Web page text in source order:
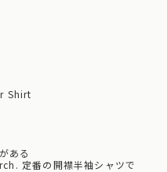
Shirt
ある
定番の開襟半袖シャツで